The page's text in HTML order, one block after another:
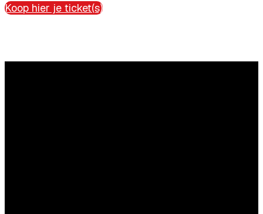
Koop hier je ticket(s)